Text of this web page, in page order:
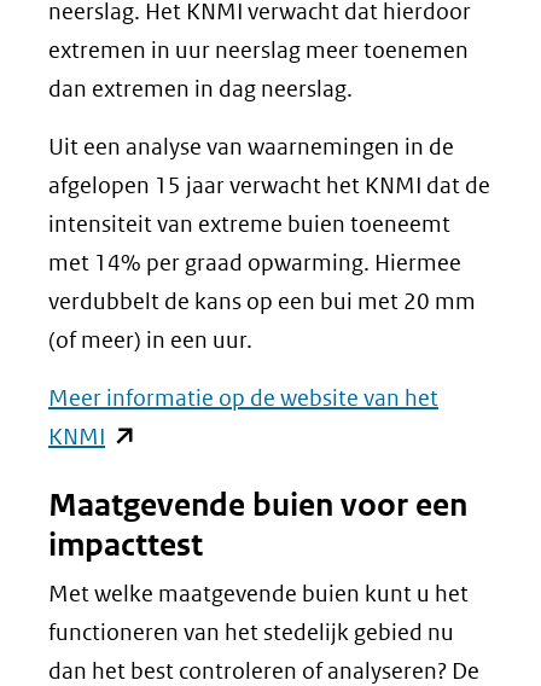
website)
neerslag. Het KNMI verwacht dat hierdoor
extremen in uur neerslag meer toenemen
dan extremen in dag neerslag.
Uit een analyse van waarnemingen in de
afgelopen 15 jaar verwacht het KNMI dat de
intensiteit van extreme buien toeneemt
met 14% per graad opwarming. Hiermee
verdubbelt de kans op een bui met 20 mm
(of meer) in een uur.
Meer informatie op de website van het
KNMI (opent
nieuw
venster)
(verwijst
naar
een
Maatgevende buien voor een
impacttest
Met welke maatgevende buien kunt u het
functioneren van het stedelijk gebied nu
dan het best controleren of analyseren? De